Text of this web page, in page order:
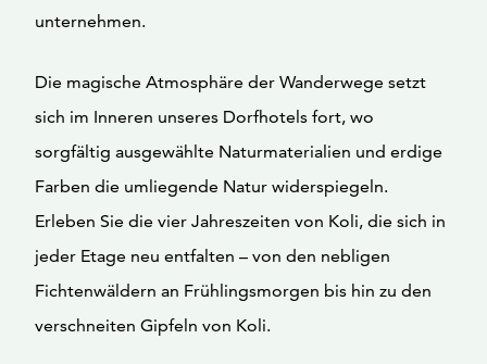
unternehmen.
Die magische Atmosphäre der Wanderwege setzt
sich im Inneren unseres Dorfhotels fort, wo
sorgfältig ausgewählte Naturmaterialien und erdige
Farben die umliegende Natur widerspiegeln.
Erleben Sie die vier Jahreszeiten von Koli, die sich in
jeder Etage neu entfalten – von den nebligen
Fichtenwäldern an Frühlingsmorgen bis hin zu den
verschneiten Gipfeln von Koli.